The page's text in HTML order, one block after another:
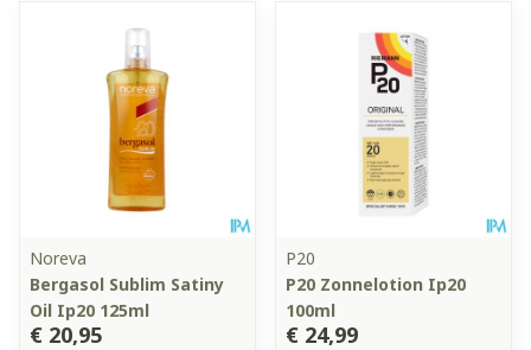
Noreva
Bergasol Sublim Satiny
Oil Ip20 125ml
€ 20,95
P20
P20 Zonnelotion Ip20
100ml
€ 24,99